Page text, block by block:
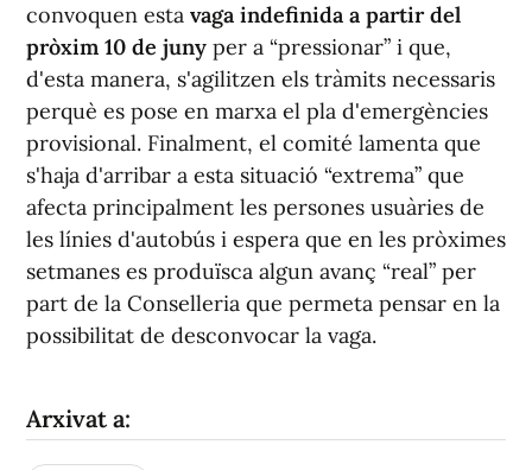
convoquen esta vaga indefinida a partir del
pròxim 10 de juny per a “pressionar” i que,
d'esta manera, s'agilitzen els tràmits necessaris
perquè es pose en marxa el pla d'emergències
provisional. Finalment, el comité lamenta que
s'haja d'arribar a esta situació “extrema” que
afecta principalment les persones usuàries de
les línies d'autobús i espera que en les pròximes
setmanes es produïsca algun avanç “real” per
part de la Conselleria que permeta pensar en la
possibilitat de desconvocar la vaga.
Arxivat a: